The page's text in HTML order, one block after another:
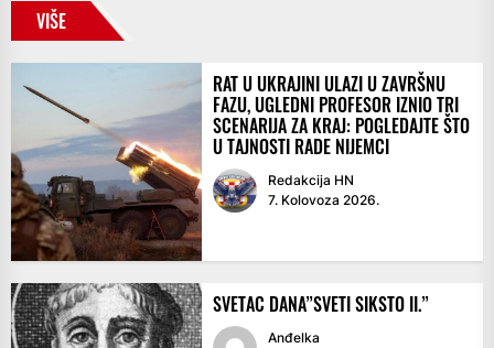
VIŠE
RAT U UKRAJINI ULAZI U ZAVRŠNU
FAZU, UGLEDNI PROFESOR IZNIO TRI
SCENARIJA ZA KRAJ: POGLEDAJTE ŠTO
U TAJNOSTI RADE NIJEMCI
Redakcija HN
7. Kolovoza 2026.
SVETAC DANA”SVETI SIKSTO II.”
Anđelka